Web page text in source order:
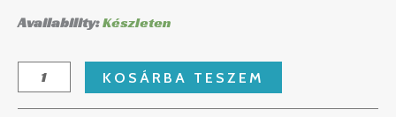
Availability:Készleten
KOSÁRBA TESZEM